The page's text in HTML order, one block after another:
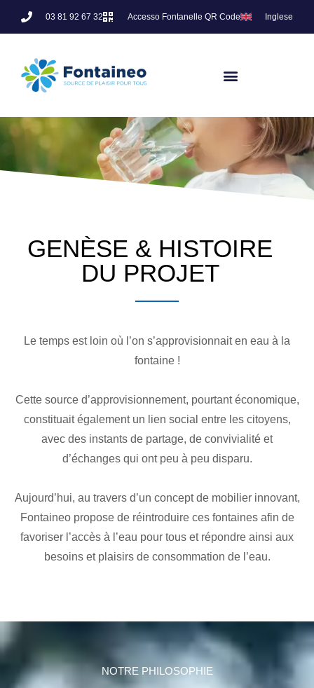
03 81 92 67 32 Accesso Fontanelle QR Code Inglese
GENÈSE & HISTOIRE
DU PROJET
Le temps est loin où l’on s’approvisionnait en eau à la
fontaine !
Cette source d’approvisionnement, pourtant économique,
constituait également un lien social entre les citoyens,
avec des instants de partage, de convivialité et
d’échanges qui ont peu à peu disparu.
Aujourd’hui, au travers d’un concept de mobilier innovant,
Fontaineo propose de réintroduire ces fontaines afin de
favoriser l’accès à l’eau pour tous et répondre ainsi aux
besoins et plaisirs de consommation de l’eau.
NOTRE PHILOSOPHIE